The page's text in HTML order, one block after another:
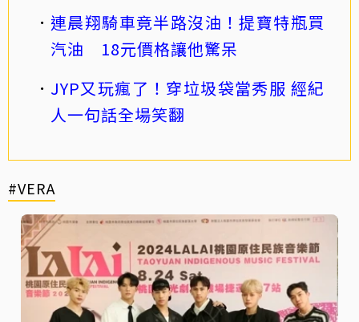
連晨翔騎車竟半路沒油！提寶特瓶買
汽油 18元價格讓他驚呆
JYP又玩瘋了！穿垃圾袋當秀服 經紀
人一句話全場笑翻
#VERA